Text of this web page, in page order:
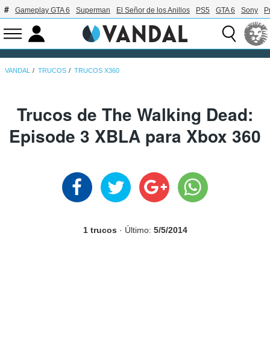
Gameplay GTA 6 Superman El Señor de los Anillos PS5 GTA 6 Sony
VANDAL TRUCOS TRUCOS X360
Trucos de The Walking Dead:
Episode 3 XBLA para Xbox 360
1 trucos · Último: 5/5/2014